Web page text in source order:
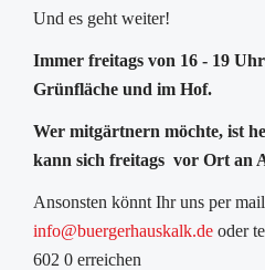
Und es geht weiter!
Immer freitags von 16 - 19
Grünfläche und im Hof.
Wer mitgärtnern möchte, ist
kann sich freitags vor Ort an
Ansonsten könnt Ihr uns per
info@buergerhauskalk.de oder
602 0 erreichen